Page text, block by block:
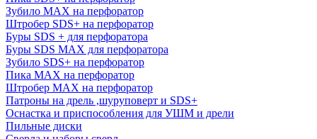
Зубило MAX на перфоратор
Штробер SDS+ на перфоратор
Буры SDS + для перфоратора
Буры SDS MAX для перфоратора
Зубило SDS+ на перфоратор
Пика MAX на перфоратор
Штробер MAX на перфоратор
Патроны на дрель ,шуруповерт и SDS+
Оснастка и приспособления для УШМ и дрели
Пильные диски